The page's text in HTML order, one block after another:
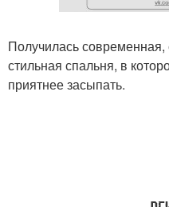
Получилась
стильная спальня, в
приятнее засыпать.